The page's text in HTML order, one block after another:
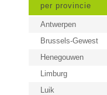
per provincie
Antwerpen
Brussels-Gewest
Henegouwen
Limburg
Luik